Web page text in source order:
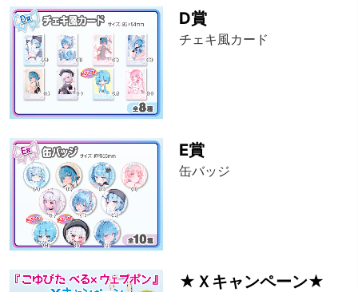
D賞
チェキ風カード
E賞
缶バッジ
★Ｘキャンペーン★